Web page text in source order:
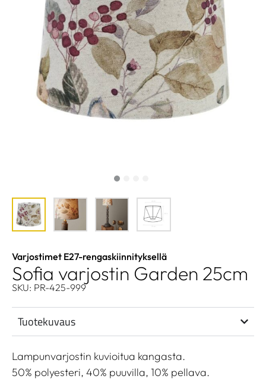
Varjostimet E27-rengaskiinnityksellä
Sofia varjostin Garden 25cm
SKU: PR-425-999
Tuotekuvaus
Lampunvarjostin kuvioitua kangasta.
50% polyesteri, 40% puuvilla, 10% pellava.